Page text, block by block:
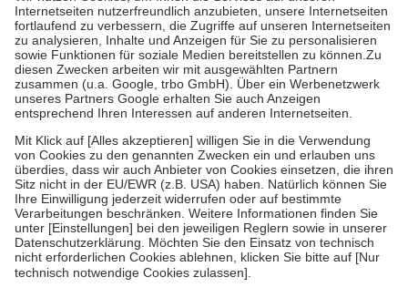
Kosten der Leistung zu entrichten.
Diese Regeln gelten grundsätzlich auch für Online-Apotheken.
Bei Heilmitteln und häuslicher Krankenpflege beträgt die
Zuzahlung zehn Prozent der Kosten sowie zehn Euro je
Verordnung.
Um das Engagement der Versicherten für ihre eigene Gesundheit zu
stärken und die besondere Stellung der Familie zu unterstützen,
fallenkeine Zuzahlungenan bei:
• Kindern und Jugendlichen bis zum vollendeten 18. Lebensjahr
mit Ausnahme der Fahrkosten
• Untersuchungen zur Vorsorge und Früherkennung, die von der
GKV getragen werden
• empfohlenen Schutzimpfungen
• Harn- und Blutteststreifen